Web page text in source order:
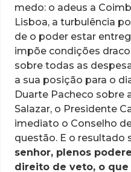
medo: o adeus a
Lisboa, a turbulência
de o poder estar
impõe condições
sobre todas as
a sua posição para o
Duarte Pacheco sobre
Salazar, o Presidente
imediato o Conselho
questão. E o resultado
senhor, plenos
direito de veto, o